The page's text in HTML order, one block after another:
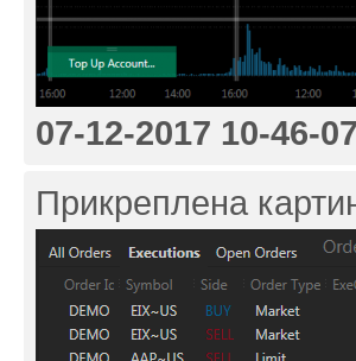
07-12-2017 10-46-
Прикреплена